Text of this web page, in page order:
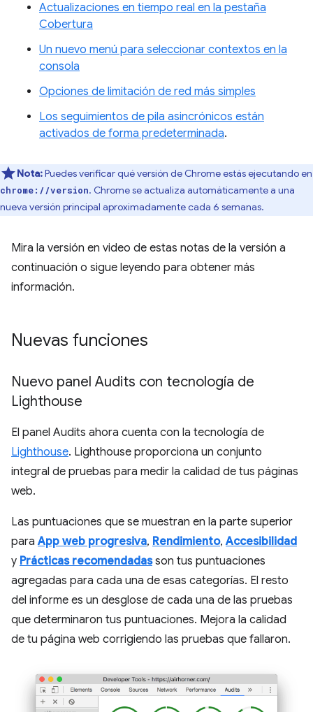
Actualizaciones en tiempo real en la pestaña
Cobertura
Un nuevo menú para seleccionar contextos en la
consola
Opciones de limitación de red más simples
Los seguimientos de pila asincrónicos están
activados de forma predeterminada.
Nota:Puedes verificar qué versión de Chrome estás ejecutando en
chrome://version. Chrome se actualiza automáticamente a una
nueva versión principal aproximadamente cada 6 semanas.
Mira la versión en video de estas notas de la versión a
continuación o sigue leyendo para obtener más
información.
Nuevas funciones
Nuevo panel Audits con tecnología de
Lighthouse
El panel Audits ahora cuenta con la tecnología de
Lighthouse. Lighthouse proporciona un conjunto
integral de pruebas para medir la calidad de tus páginas
web.
Las puntuaciones que se muestran en la parte superior
paraApp web progresiva, Rendimiento,Accesibilidad
y Prácticas recomendadasson tus puntuaciones
agregadas para cada una de esas categorías. El resto
del informe es un desglose de cada una de las pruebas
que determinaron tus puntuaciones. Mejora la calidad
de tu página web corrigiendo las pruebas que fallaron.